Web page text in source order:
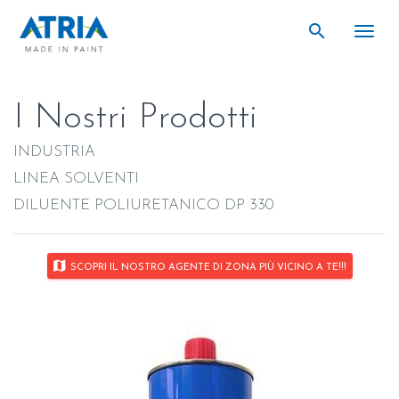
search
I Nostri Prodotti
INDUSTRIA
LINEA SOLVENTI
DILUENTE POLIURETANICO DP 330
map SCOPRI IL NOSTRO AGENTE DI ZONA PIÙ VICINO A TE!!!